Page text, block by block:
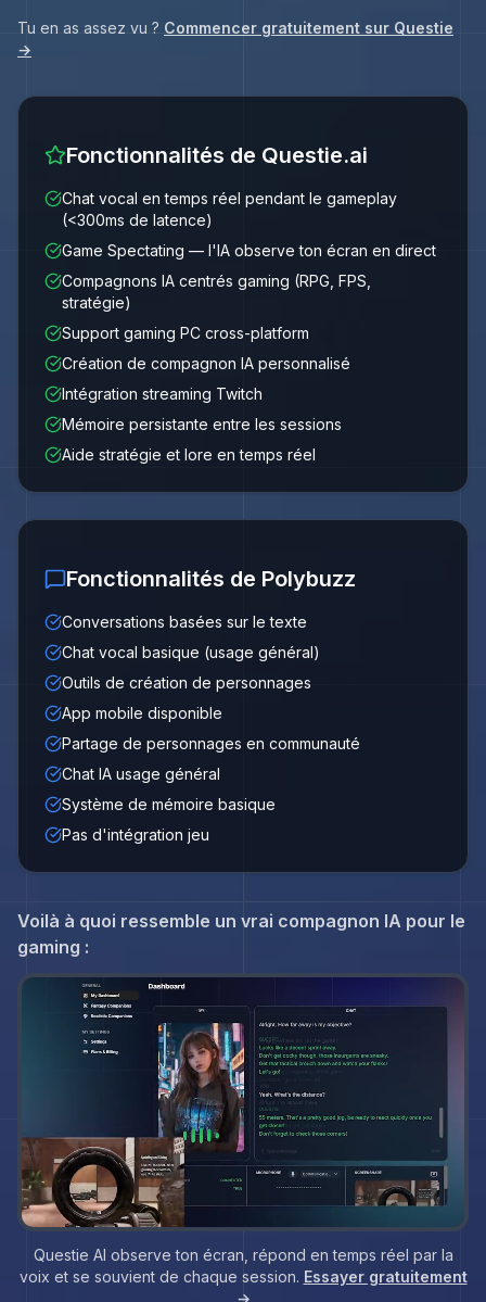
Tu en as assez vu ? Commencer gratuitement sur Questie
→
Fonctionnalités de Questie.ai
Chat vocal en temps réel pendant le gameplay
(<300ms de latence)
Game Spectating — l'IA observe ton écran en direct
Compagnons IA centrés gaming (RPG, FPS,
stratégie)
Support gaming PC cross-platform
Création de compagnon IA personnalisé
Intégration streaming Twitch
Mémoire persistante entre les sessions
Aide stratégie et lore en temps réel
Fonctionnalités de Polybuzz
Conversations basées sur le texte
Chat vocal basique (usage général)
Outils de création de personnages
App mobile disponible
Partage de personnages en communauté
Chat IA usage général
Système de mémoire basique
Pas d'intégration jeu
Voilà à quoi ressemble un vrai compagnon IA pour le
gaming :
Questie AI observe ton écran, répond en temps réel par la
voix et se souvient de chaque session. Essayer gratuitement
→